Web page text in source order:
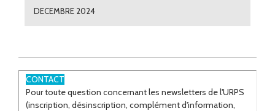
DECEMBRE 2024
CONTACT
Pour toute question concernant les newsletters de l'URPS
(inscription, désinscription, complément d'information,